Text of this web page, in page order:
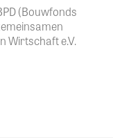
(Bouwfonds
Wirtschaft e.V.